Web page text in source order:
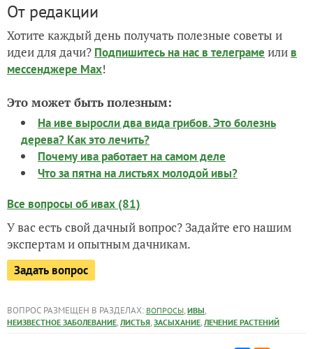
От редакции
Хотите каждый день получать полезные советы и
идеи для дачи? Подпишитесь на нас в телеграме или в
мессенджере Max!
Это может быть полезным:
На иве выросли два вида грибов. Это болезнь
дерева? Как это лечить?
Почему ива работает на самом деле
Что за пятна на листьях молодой ивы?
Все вопросы об ивах (81)
У вас есть свой дачный вопрос? Задайте его нашим
экспертам и опытным дачникам.
Задать вопрос
ВОПРОС РАЗМЕЩЕН В РАЗДЕЛАХ: ВОПРОСЫ, ИВЫ,
НЕИЗВЕСТНОЕ ЗАБОЛЕВАНИЕ, ЛИСТЬЯ, ЗАСЫХАНИЕ, ЛЕЧЕНИЕ РАСТЕНИЙ